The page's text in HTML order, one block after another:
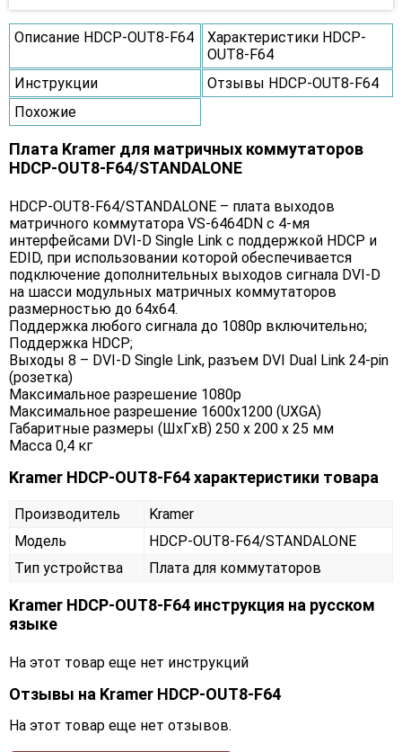
Описание HDCP-OUT8-F64
Характеристики HDCP-
OUT8-F64
Инструкции
Отзывы HDCP-OUT8-F64
Похожие
Плата Kramer для матричных коммутаторов
HDCP-OUT8-F64/STANDALONE
HDCP-OUT8-F64/STANDALONE – плата выходов
матричного коммутатора VS-6464DN с 4-мя
интерфейсами DVI-D Single Link c поддержкой HDCP и
EDID, при использовании которой обеспечивается
подключение дополнительных выходов сигнала DVI-D
на шасси модульных матричных коммутаторов
размерностью до 64х64.
Поддержка любого сигнала до 1080p включительно;
Поддержка HDCP;
Выходы 8 – DVI-D Single Link, разъем DVI Dual Link 24-pin
(розетка)
Максимальное разрешение 1080p
Максимальное разрешение 1600x1200 (UXGA)
Габаритные размеры (ШxГxВ) 250 x 200 x 25 мм
Масса 0,4 кг
Kramer HDCP-OUT8-F64 характеристики товара
Производитель
Kramer
Модель
HDCP-OUT8-F64/STANDALONE
Тип устройства
Плата для коммутаторов
Kramer HDCP-OUT8-F64 инструкция на русском
языке
На этот товар еще нет инструкций
Отзывы на Kramer HDCP-OUT8-F64
На этот товар еще нет отзывов.